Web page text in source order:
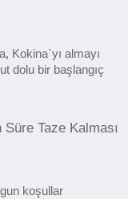
Kokina`yı almayı
dolu bir başlangıç
Süre Taze Kalması
koşullar